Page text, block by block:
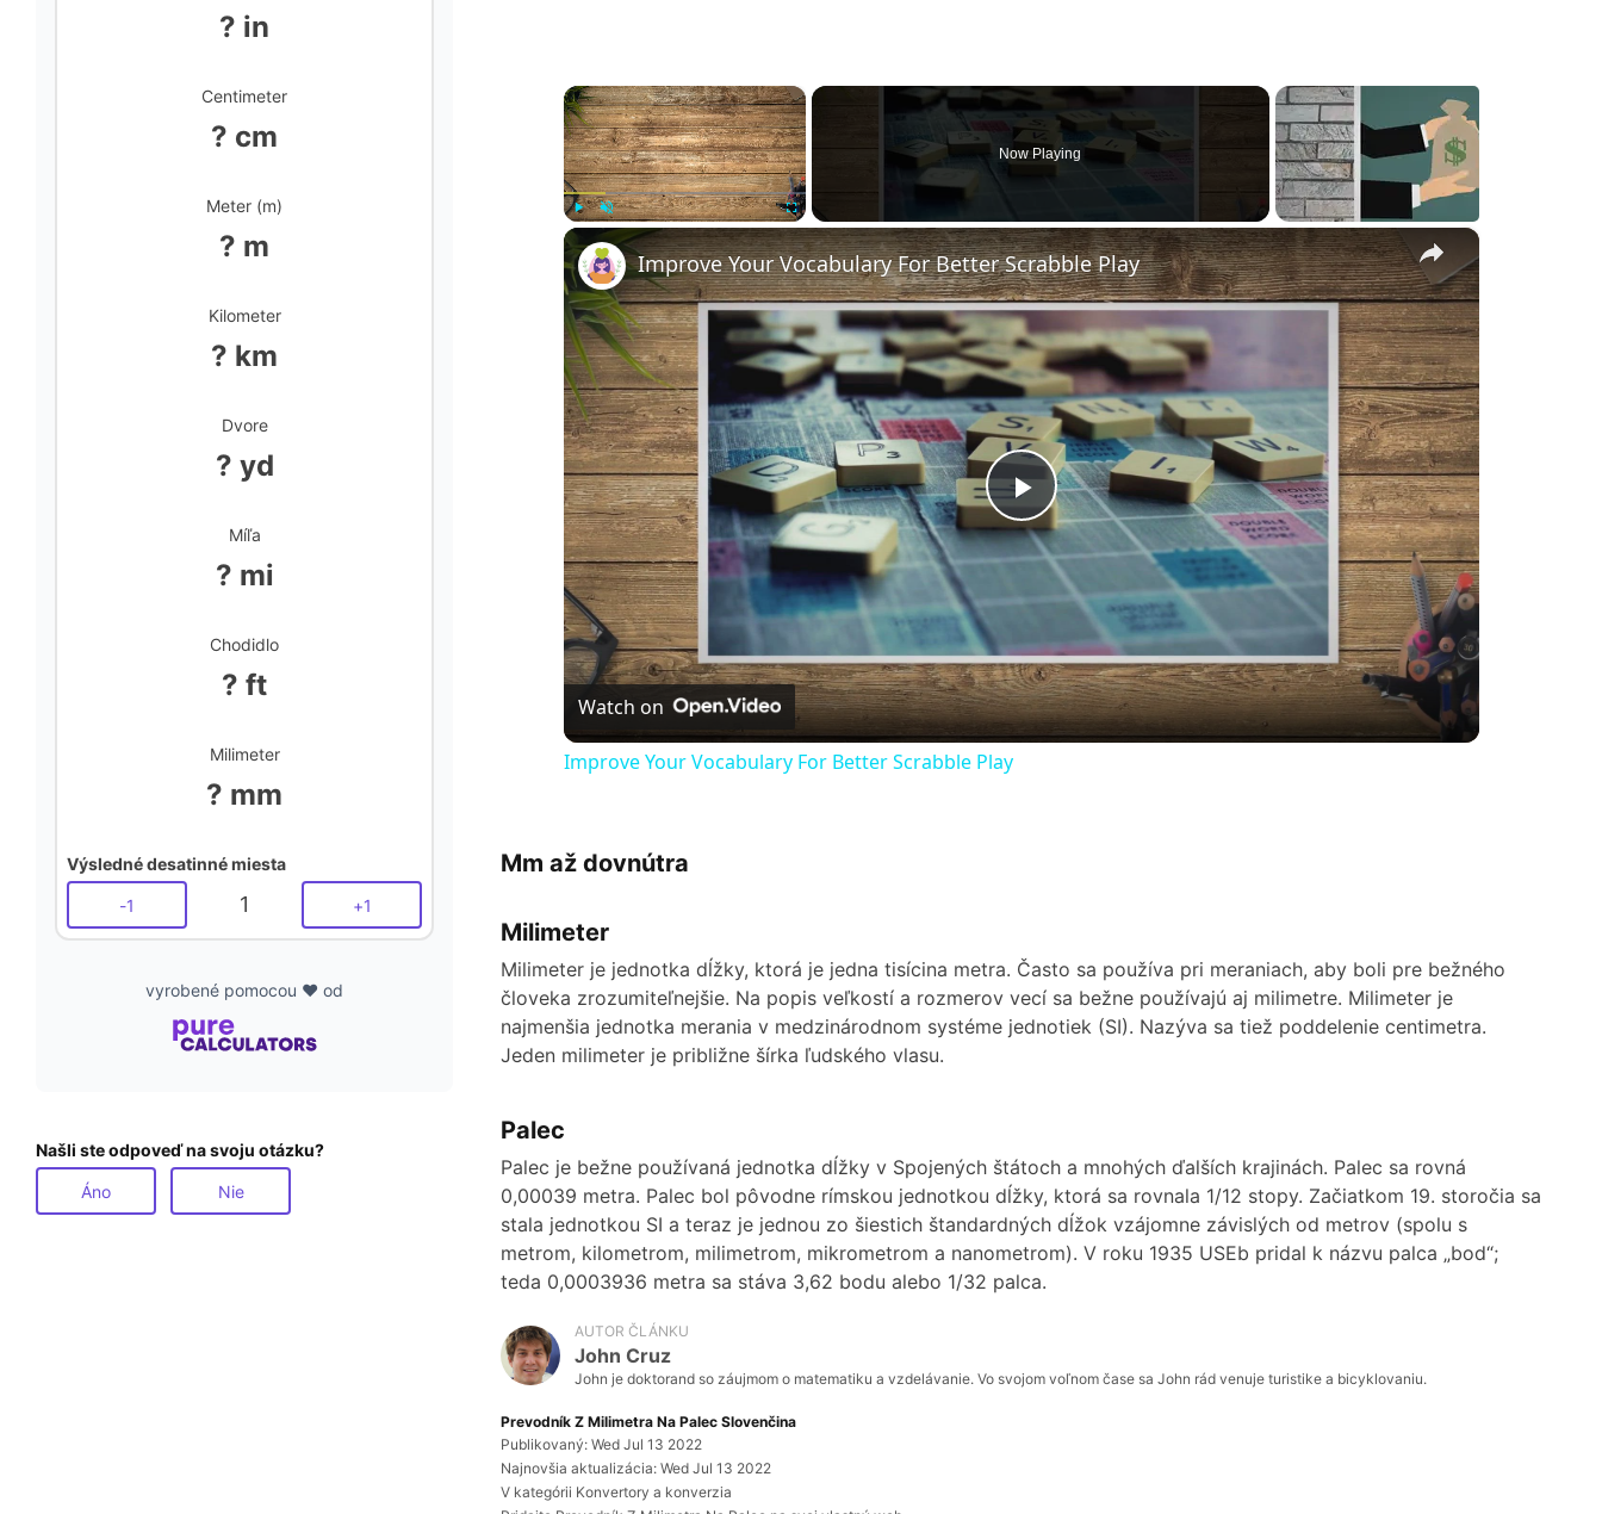
? in
Centimeter
? cm
Meter (m)
? m
Kilometer
? km
Dvore
? yd
Míľa
? mi
Chodidlo
? ft
Milimeter
? mm
Výsledné desatinné miesta
-1 1 +1
vyrobené pomocou ❤️ od
Našli ste odpoveď na svoju otázku?
Áno Nie
×
Unmute Fullscreen
Now Playing
×
P
l
a
y
d
e
Improve Your Vocabulary For Better Scrabble Play
Watch on
Improve Your Vocabulary For Better Scrabble Play
Mm až dovnútra
Milimeter
Milimeter je jednotka dĺžky, ktorá je jedna tisícina metra. Často sa používa pri meraniach, aby boli pre bežného
človeka zrozumiteľnejšie. Na popis veľkostí a rozmerov vecí sa bežne používajú aj milimetre. Milimeter je
najmenšia jednotka merania v medzinárodnom systéme jednotiek (SI). Nazýva sa tiež poddelenie centimetra.
Jeden milimeter je približne šírka ľudského vlasu.
Palec
Palec je bežne používaná jednotka dĺžky v Spojených štátoch a mnohých ďalších krajinách. Palec sa rovná
0,00039 metra. Palec bol pôvodne rímskou jednotkou dĺžky, ktorá sa rovnala 1/12 stopy. Začiatkom 19. storočia sa
stala jednotkou SI a teraz je jednou zo šiestich štandardných dĺžok vzájomne závislých od metrov (spolu s
metrom, kilometrom, milimetrom, mikrometrom a nanometrom). V roku 1935 USEb pridal k názvu palca „bod“;
teda 0,0003936 metra sa stáva 3,62 bodu alebo 1/32 palca.
AUTOR ČLÁNKU
John Cruz
John je doktorand so záujmom o matematiku a vzdelávanie. Vo svojom voľnom čase sa John rád venuje turistike a bicyklovaniu.
Prevodník Z Milimetra Na Palec Slovenčina
Publikovaný: Wed Jul 13 2022
Najnovšia aktualizácia: Wed Jul 13 2022
V kategórii Konvertory a konverzia